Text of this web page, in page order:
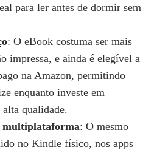
para ler antes de dormir sem
: O eBook costuma ser mais
impressa, e ainda é elegível a
na Amazon, permitindo
enquanto investe em
qualidade.
multiplataforma: O mesmo
no Kindle físico, nos apps